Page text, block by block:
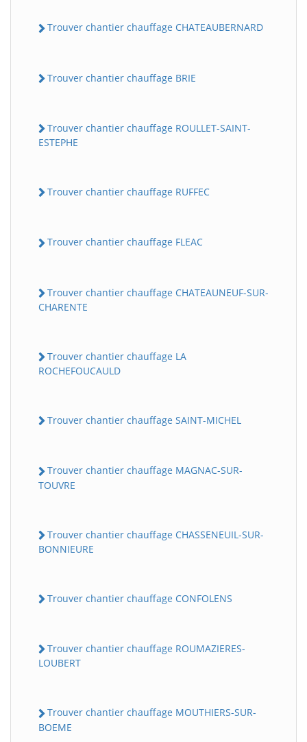
Trouver chantier chauffage CHATEAUBERNARD
Trouver chantier chauffage BRIE
Trouver chantier chauffage ROULLET-SAINT-
ESTEPHE
Trouver chantier chauffage RUFFEC
Trouver chantier chauffage FLEAC
Trouver chantier chauffage CHATEAUNEUF-SUR-
CHARENTE
Trouver chantier chauffage LA
ROCHEFOUCAULD
Trouver chantier chauffage SAINT-MICHEL
Trouver chantier chauffage MAGNAC-SUR-
TOUVRE
Trouver chantier chauffage CHASSENEUIL-SUR-
BONNIEURE
Trouver chantier chauffage CONFOLENS
Trouver chantier chauffage ROUMAZIERES-
LOUBERT
Trouver chantier chauffage MOUTHIERS-SUR-
BOEME